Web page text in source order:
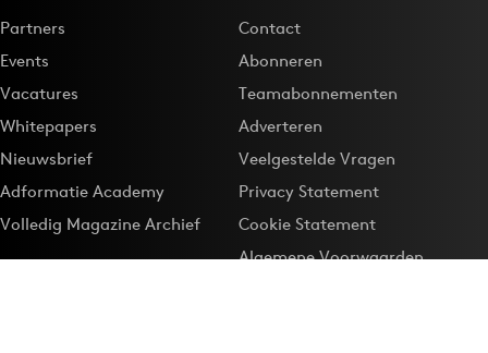
Partners
Events
Vacatures
Whitepapers
Nieuwsbrief
Adformatie Academy
Volledig Magazine Archief
Contact
Abonneren
Teamabonnementen
Adverteren
Veelgestelde Vragen
Privacy Statement
Cookie Statement
Algemene Voorwaarden